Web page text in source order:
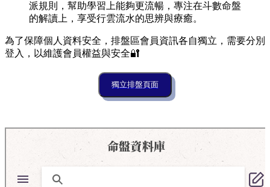
派規則，幫助學習上能夠更流暢，專注在斗數命盤
的解讀上，享受行雲流水的思辨與療癒。
為了保障個人資料安全，排盤區會員資訊各自獨立，需要分別
登入，以維護會員權益與安全🔐
獨立排盤頁面